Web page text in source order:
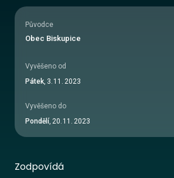
Původce
Obec Biskupice
Vyvěšeno od
Pátek, 3. 11 . 2023
Vyvěšeno do
Pondělí, 20. 11 . 2023
Zodpovídá